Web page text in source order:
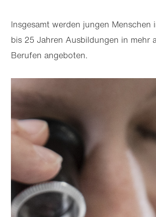
Insgesamt werden jungen Menschen
bis 25 Jahren Ausbildungen in mehr
Berufen angeboten.